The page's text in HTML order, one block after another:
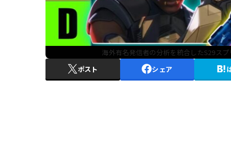
海外有名発信者の分析を統合したS29ス
ポスト
シェア